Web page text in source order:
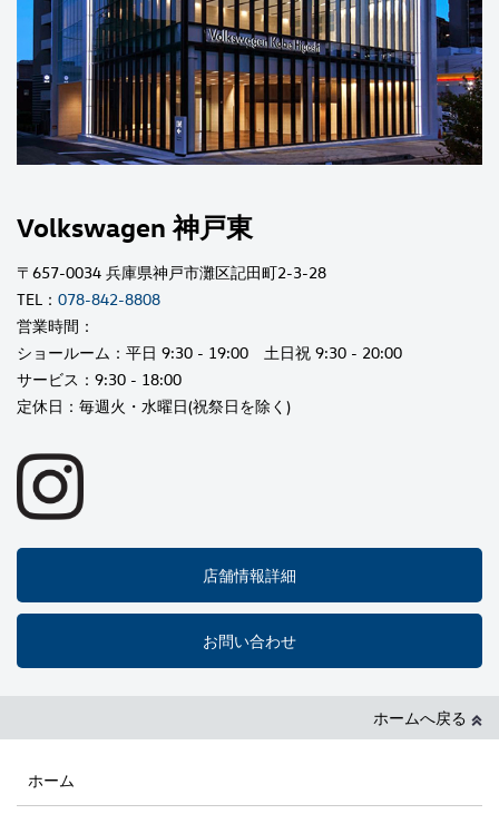
Volkswagen 神戸東
〒657-0034 兵庫県神戸市灘区記田町2-3-28
TEL： 078-842-8808
営業時間：
ショールーム：平日 9:30 - 19:00 土日祝 9:30 - 20:00
サービス：9:30 - 18:00
定休日：毎週火・水曜日(祝祭日を除く)
店舗情報詳細
お問い合わせ
ホームへ戻る
ホーム